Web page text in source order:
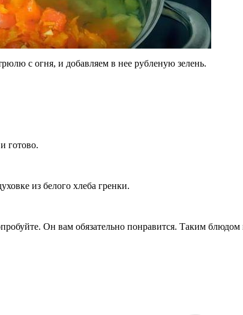
с огня, и добавляем в нее рубленую зелень.
готово.
из белого хлеба гренки.
Он вам обязательно понравится. Таким блюдом